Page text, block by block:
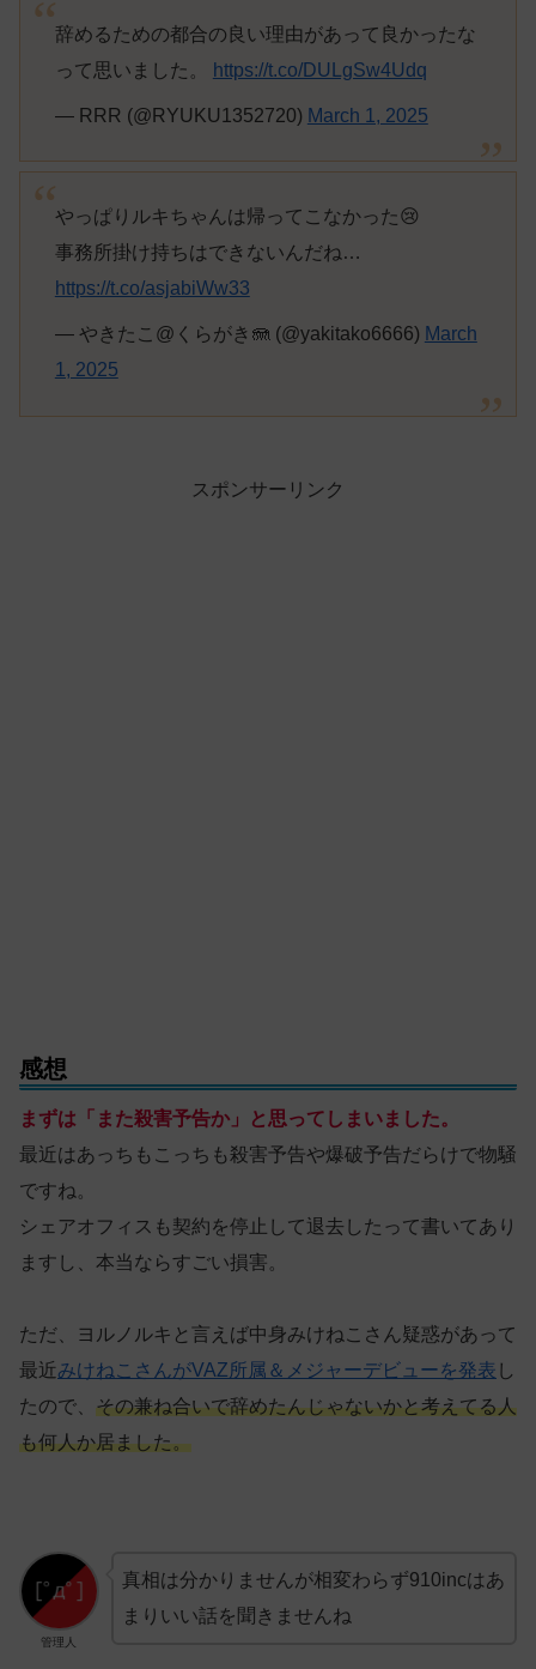
辞めるための都合の良い理由があって良かったな
って思いました。
https://t.co/DULgSw4Udq
— RRR (@RYUKU1352720) March 1, 2025
やっぱりルキちゃんは帰ってこなかった😢
事務所掛け持ちはできないんだね…
https://t.co/asjabiWw33
— やきたこ@くらがき🪼 (@yakitako6666) March
1, 2025
スポンサーリンク
感想
まずは「また殺害予告か」と思ってしまいました。
最近はあっちもこっちも殺害予告や爆破予告だらけで物騒
ですね。
シェアオフィスも契約を停止して退去したって書いてあり
ますし、本当ならすごい損害。
ただ、ヨルノルキと言えば中身みけねこさん疑惑があって
最近みけねこさんがVAZ所属＆メジャーデビューを発表 し
たので、 その兼ね合いで辞めたんじゃないかと考えてる人
も何人か居ました。
管理人
真相は分かりませんが相変わらず910incはあ
まりいい話を聞きませんね